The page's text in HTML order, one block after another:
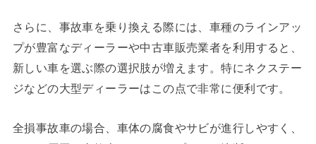
さらに、事故車を乗り換える際には、車種のラインアッ
プが豊富なディーラーや中古車販売業者を利用すると、
新しい車を選ぶ際の選択肢が増えます。特にネクステー
ジなどの大型ディーラーはこの点で非常に便利です。
全損事故車の場合、車体の腐食やサビが進行しやすく、